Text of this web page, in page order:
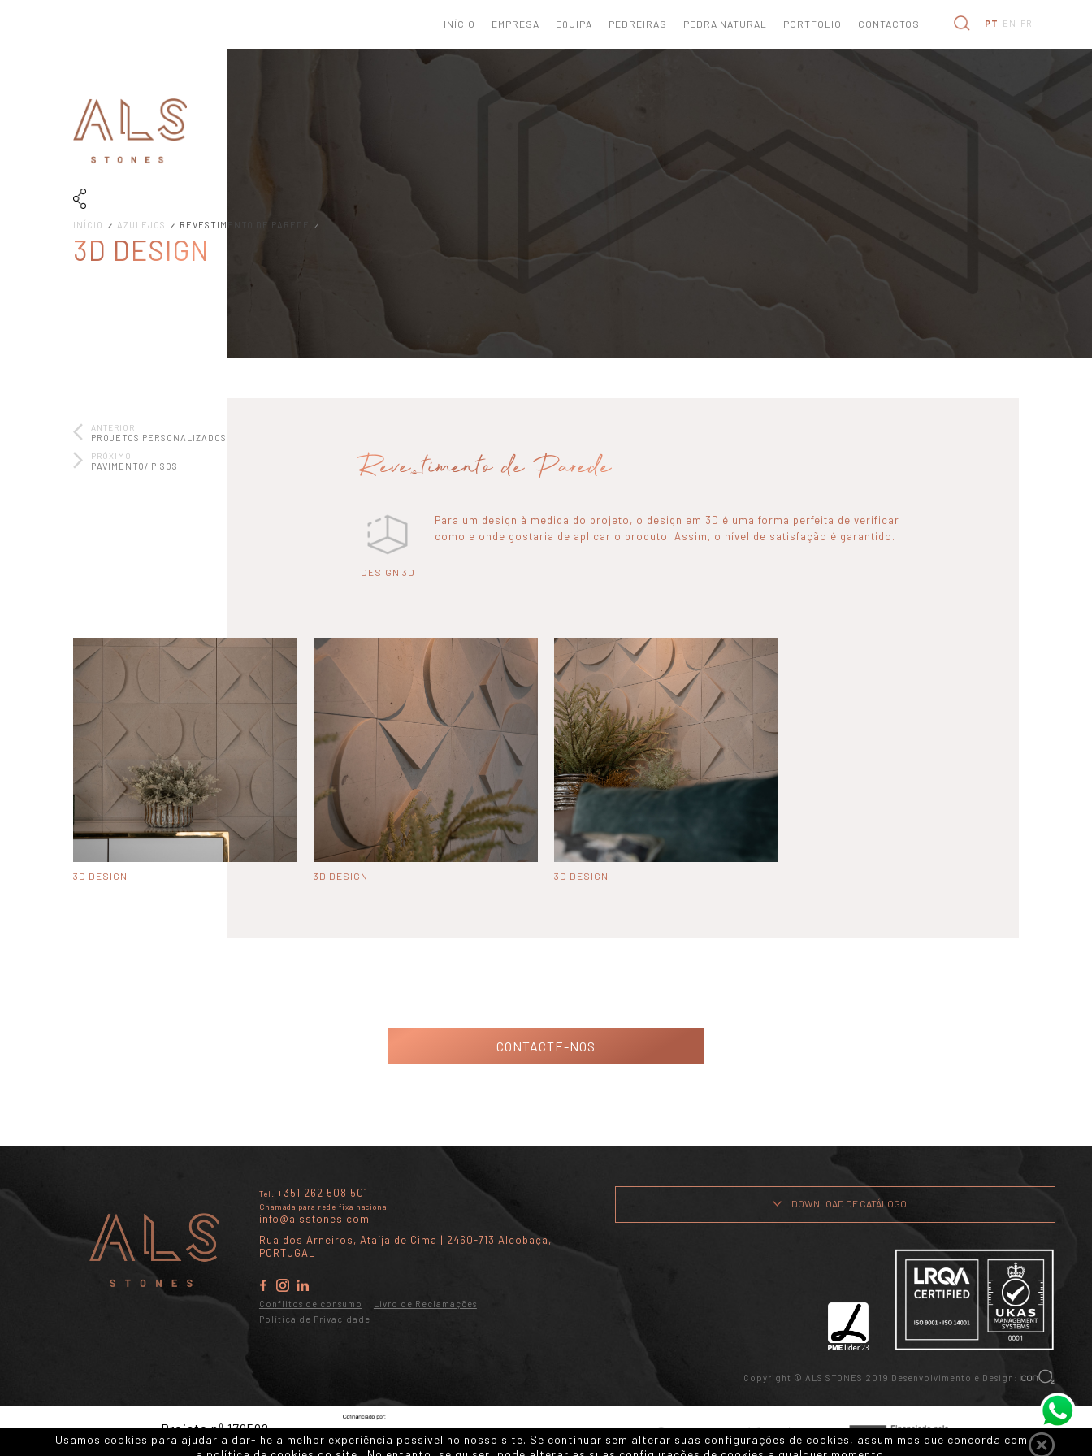
INÍCIO EMPRESA EQUIPA PEDREIRAS PEDRA NATURAL PORTFOLIO CONTACTOS PT EN FR
INÍCIO AZULEJOS REVESTIMENTO DE PAREDE
3D DESIGN
ANTERIOR
PROJETOS PERSONALIZADOS
PRÓXIMO
PAVIMENTO/ PISOS Revestimento de Parede
DESIGN 3D
Para um design à medida do projeto, o design em 3D é uma forma perfeita de verificar
como e onde gostaria de aplicar o produto. Assim, o nível de satisfação é garantido.
3D DESIGN 3D DESIGN 3D DESIGN
CONTACTE-NOS
DOWNLOAD DE CATÁLOGO
Copyright © ALS STONES 2019 Desenvolvimento e Design:
Tel: +351 262 508 501
Chamada para rede fixa nacional
info@alsstones.com
Rua dos Arneiros, Ataíja de Cima | 2460-713 Alcobaça,
PORTUGAL
Conflitos de consumo
Livro de Reclamações
Política de Privacidade
Projeto nº 179592 –
AireLimestone 4.0
Usamos cookies para ajudar a dar-lhe a melhor experiência possível no nosso site. Se continuar sem alterar suas configurações de cookies, assumimos que concorda com